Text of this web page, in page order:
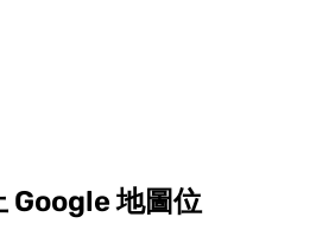
Google 地圖位